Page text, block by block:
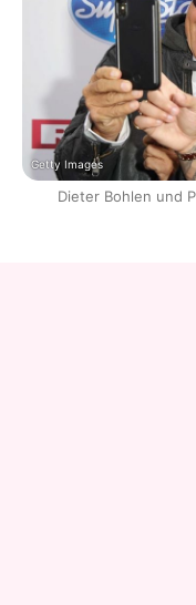
Getty Images
Dieter Bohlen und